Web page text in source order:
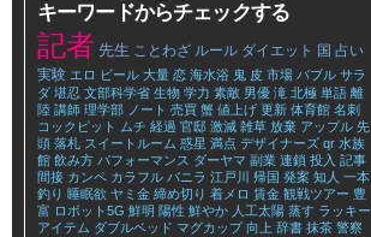
キーワードからチェックする
記者 先生 ことわざ ルール ダイエット 国 占い
実験 エロ ビール 大量 恋 海水浴 鬼 皮 市場 バブル サラ
ダ 堪忍 文部科学省 生物 学力 素敵 男優 滝 北極 単語 離
陸 講師 理学部 ノート 売買 蟹 値上げ 更新 体育館 名刺
コックピット ムチ 経過 官邸 激減 雑草 放棄 アップル 先
頭 落札 スイートルーム 惑星 満点 デザイナーズ qr 水族
館 飲み方 パフォーマンス ダーヤマ 副業 連鎖 投入 記事
間接 カンペ カラフル バニラ 江戸川 帰国 発案 知人 一本
釣り 睡眠欲 ヤミ金 締め切り 着メロ 賃金 観戦ツアー 豊
富 ロボット5G 鮮明 陽性 鮮やか 人工太陽 蒸す ラッキー
アイテム ダブルベッド マグカップ 向上 辞書 抹茶 警察